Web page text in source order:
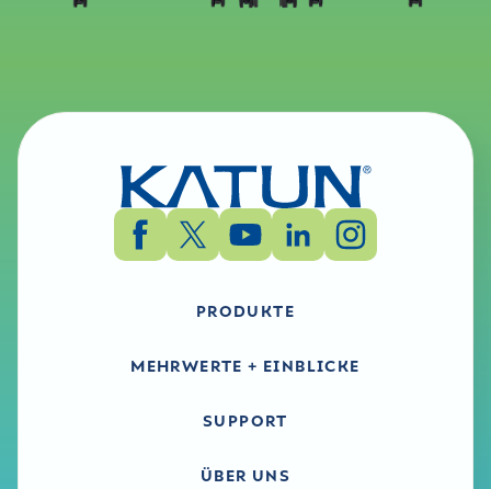
PRODUKTE
MEHRWERTE + EINBLICKE
SUPPORT
ÜBER UNS